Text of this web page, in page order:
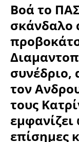
Βοά το
σκάνδαλο
συνέδριο,
τον
τους
εμφανίζει
επίσημες